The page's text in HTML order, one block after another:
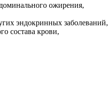
ожирения,
эндокринных заболеваний,
состава крови,